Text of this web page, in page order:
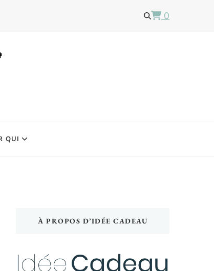
0
QUI
À PROPOS D’IDÉE CADEAU